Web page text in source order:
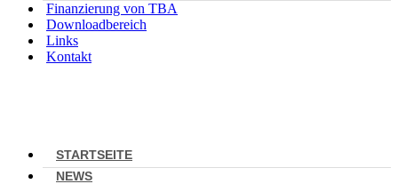
Finanzierung von TBA
Downloadbereich
Links
Kontakt
STARTSEITE
NEWS